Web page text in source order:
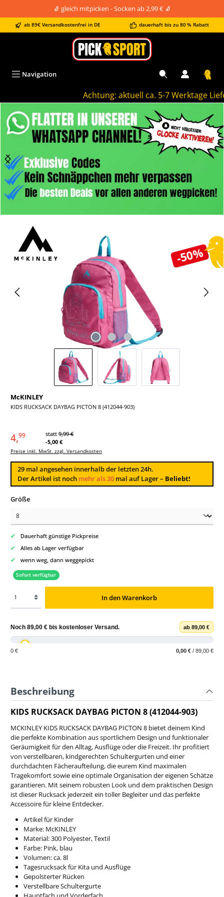
🧦 gleich mitpicken - Socken ab 2,99 € 🧦
ab 89€ Versandkostenfrei in DE dauerhaft bis zu 80 % Rabatt
Achtung: aktuell ca. 5-7 Werktage
Navigation
-50%
Bildergalerie überspringen
McKINLEY
KIDS RUCKSACK DAYBAG PICTON 8 (412044-903)
4,99 statt 9,99 €
-5,00 €
Preise inkl. MwSt. zzgl. Versandkosten
29 mal angesehen innerhalb der letzten 24h.
Der Artikel ist noch mehr als 30 mal auf Lager – Beliebt!
Größeauswählen
✔ Dauerhaft günstige Pickpreise
✔ Alles ab Lager verfügbar
✔ wenn weg, dann weggepickt
Sofort verfügbar
In den Warenkorb
Noch 89,00 € bis kostenloser Versand. ab 89,00 €
0 € 0,00 € / 89,00 €
Beschreibung
KIDS RUCKSACK DAYBAG PICTON 8 (412044-903)
MCKINLEY KIDS RUCKSACK DAYBAG PICTON 8 bietet deinem Kind
die perfekte Kombination aus sportlichem Design und funktionaler
Geräumigkeit für den Alltag, Ausflüge oder die Freizeit. Ihr profitiert
von verstellbaren, kindgerechten Schultergurten und einer
durchdachten Fächeraufteilung, die eurem Kind maximalen
Tragekomfort sowie eine optimale Organisation der eigenen Schätze
garantieren. Mit seinem robusten Look und dem praktischen Design
ist dieser Rucksack jederzeit ein toller Begleiter und das perfekte
Accessoire für kleine Entdecker.
Artikel für Kinder
Marke: McKINLEY
Material: 300 Polyester, Textil
Farbe: Pink, blau
Volumen: ca. 8l
Tagesrucksack für Kita und Ausflüge
Gepolsterter Rücken
Verstellbare Schultergurte